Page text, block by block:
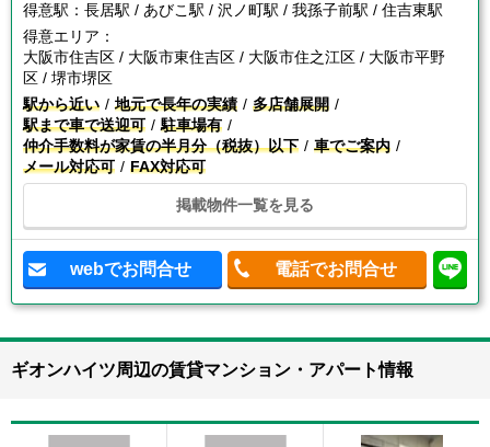
得意駅： 長居駅 / あびこ駅 / 沢ノ町駅 / 我孫子前駅 / 住吉東駅
得意エリア：
大阪市住吉区 / 大阪市東住吉区 / 大阪市住之江区 / 大阪市平野
区 / 堺市堺区
駅から近い
地元で長年の実績
多店舗展開
駅まで車で送迎可
駐車場有
仲介手数料が家賃の半月分（税抜）以下
車でご案内
メール対応可
FAX対応可
掲載物件一覧を見る
webでお問合せ 電話でお問合せ
ギオンハイツ周辺の賃貸マンション・アパート情報